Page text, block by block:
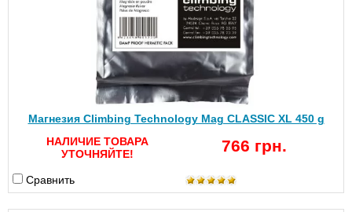
Магнезия Climbing Technology Mag CLASSIC XL 450 g
НАЛИЧИЕ ТОВАРА
УТОЧНЯЙТЕ!
766 грн.
Сравнить